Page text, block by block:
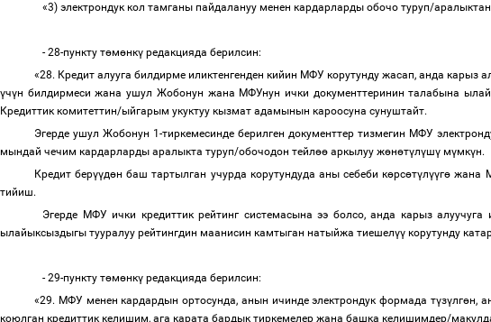
«3) электрондук кол тамганы пайдалануу менен кардарларды обочо туруп/
- 28-пункту төмөнкү редакцияда берилсин:
«28. Кредит алууга билдирме иликтенгенден кийин МФУ корутунду жасап, анда карыз
үчүн билдирмеси жана ушул Жобонун жана МФУнун ички документтеринин талабына
Кредиттик комитеттин/ыйгарым укуктуу кызмат адамынын кароосуна сунуштайт.
Эгерде ушул Жобонун 1-тиркемесинде берилген документтер тизмегин МФУ
мындай чечим кардарларды аралыкта туруп/обочодон тейлөө аркылуу жөнөтүлүшү мүмкүн.
Кредит берүүдөн баш тартылган учурда корутундуда аны себеби көрсөтүлүүгө жана
тийиш.
Эгерде МФУ ички кредиттик рейтинг системасына ээ болсо, анда карыз
ылайыксыздыгы тууралуу рейтингдин маанисин камтыган натыйжа тиешелүү корутунду
- 29-пункту төмөнкү редакцияда берилсин:
«29. МФУ менен кардардын ортосунда, анын ичинде электрондук формада түзүлгөн,
коюлган кредиттик келишим, ага карата бардык тиркемелер жана башка келишимдер/